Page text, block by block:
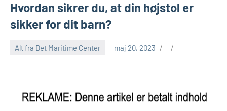
Hvordan sikrer du, at din højstol er
sikker for dit barn?
Alt fra Det Maritime Center maj 20, 2023